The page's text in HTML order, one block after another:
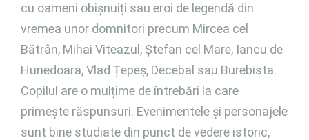
cu oameni obișnuiți sau eroi de legendă din
vremea unor domnitori precum Mircea cel
Bătrân, Mihai Viteazul, Ștefan cel Mare, Iancu de
Hunedoara, Vlad Țepeș, Decebal sau Burebista.
Copilul are o mulțime de întrebări la care
primește răspunsuri. Evenimentele și personajele
sunt bine studiate din punct de vedere istoric,